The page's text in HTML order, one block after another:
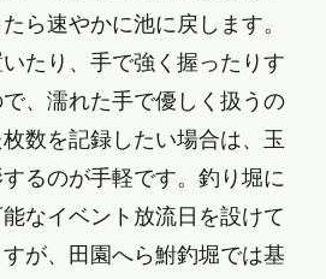
ら速やかに池に戻します。
たり、手で強く握ったりす
、濡れた手で優しく扱うの
数を記録したい場合は、玉
るのが手軽です。釣り堀に
なイベント放流日を設けて
が、田園へら鮒釣堀では基